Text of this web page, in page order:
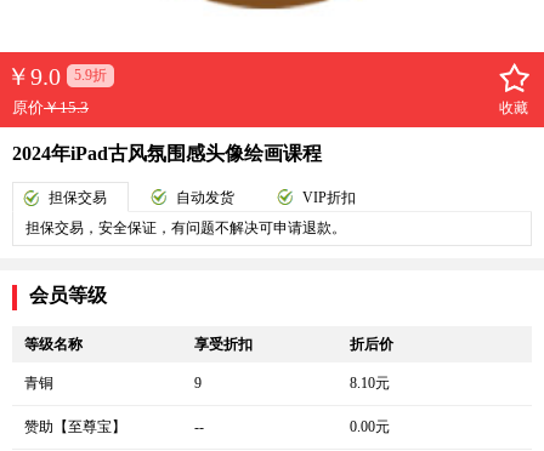
￥9.0 5.9折
原价￥15.3 收藏
2024年iPad古风氛围感头像绘画课程
担保交易 自动发货
VIP折扣
担保交易，安全保证，有问题不解决可申请退款。
会员等级
等级名称 享受折扣 折后价
青铜 9 8.10元
赞助【至尊宝】 -- 0.00元